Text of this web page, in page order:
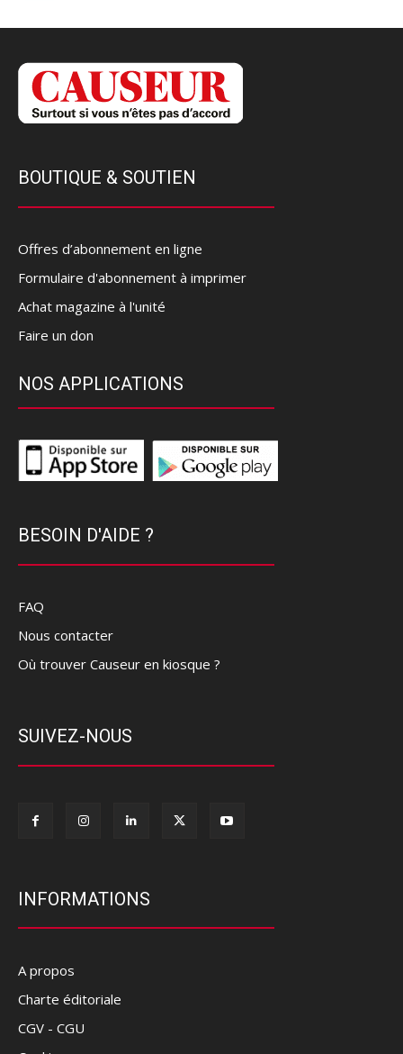
BOUTIQUE & SOUTIEN
Offres d’abonnement en ligne
Formulaire d'abonnement à imprimer
Achat magazine à l'unité
Faire un don
NOS APPLICATIONS
BESOIN D'AIDE ?
FAQ
Nous contacter
Où trouver Causeur en kiosque ?
SUIVEZ-NOUS
INFORMATIONS
A propos
Charte éditoriale
CGV - CGU